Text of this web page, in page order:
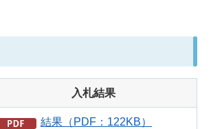
入札結果
結果（PDF：122KB）